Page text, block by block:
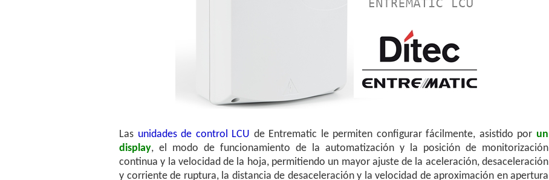
Las unidades de control LCU de Entrematic le permiten configurar fácilmente, asistido por un
display, el modo de funcionamiento de la automatización y la posición de monitorización
continua y la velocidad de la hoja, permitiendo un mayor ajuste de la aceleración, desaceleración
y corriente de ruptura, la distancia de desaceleración y la velocidad de aproximación en apertura